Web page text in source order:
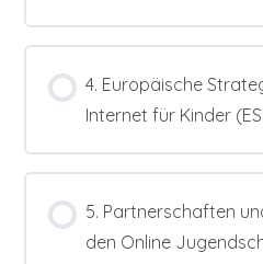
4. Europäische
Internet für Kinder
5. Partnerschaften
den Online